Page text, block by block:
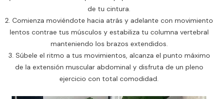
de tu cintura.
2. Comienza moviéndote hacia atrás y adelante con movimiento
lentos contrae tus músculos y estabiliza tu columna vertebral
manteniendo los brazos extendidos.
3. Súbele el ritmo a tus movimientos, alcanza el punto máximo
de la extensión muscular abdominal y disfruta de un pleno
ejercicio con total comodidad.